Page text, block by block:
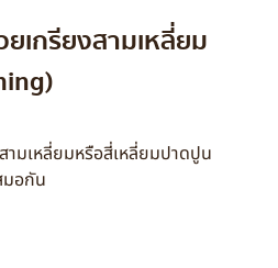
เกรียงสามเหลี่ยม
ามเหลี่ยมหรือสี่เหลี่ยมปาดปูน
มอกัน